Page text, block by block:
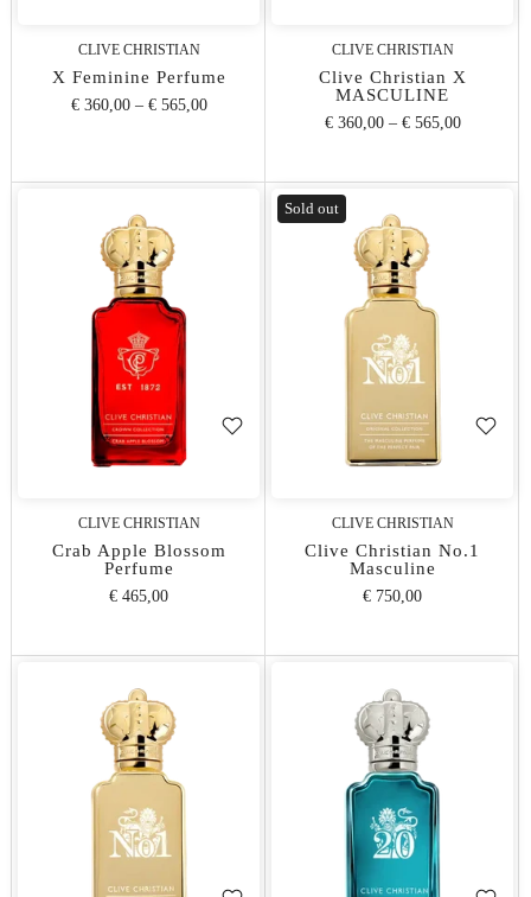
CLIVE CHRISTIAN
X Feminine Perfume
€ 360,00 – € 565,00
CLIVE CHRISTIAN
Clive Christian X
MASCULINE
€ 360,00 – € 565,00
CLIVE CHRISTIAN
Crab Apple Blossom
Perfume
€ 465,00
Sold out
CLIVE CHRISTIAN
Clive Christian No.1
Masculine
€ 750,00